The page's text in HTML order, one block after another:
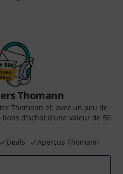
Thomann
Thomann et, avec un peu de
d'achat d'une valeur de 50
Deals Aperçus Thomann